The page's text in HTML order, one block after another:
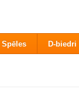
Spēles D-biedri